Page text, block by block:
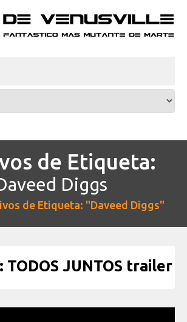
de Etiqueta:
Diggs
de Etiqueta: "Daveed Diggs"
TODOS JUNTOS trailer